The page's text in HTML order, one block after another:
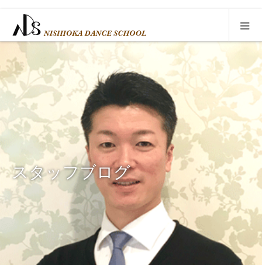
スタッフブログ